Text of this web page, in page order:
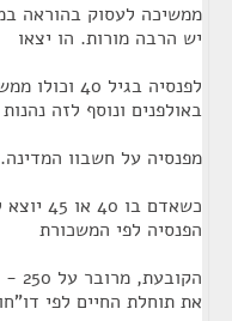
ממשיכה לעסוק בהוראה
יש הרבה מורות. הו יצאו
לפנסיה
באולפנים ונוסף לזה נהנות
מפנסיה על חשבוו המדינה.
כשאדם
הפנסיה לפי המשכורת
את תוחלת החיים לפי